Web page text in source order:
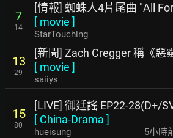
7
14
[情報] 蜘蛛人4片尾曲 "All
[ movie ]
StarTouching
13
29
[新聞] Zach Cregger 稱《惡
[ movie ]
saiiys
15
80
[LIVE] 御廷謠 EP22-28(D+/
[ China-Drama ]
hueisung 5小時